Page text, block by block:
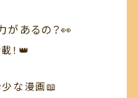
があるの？👀
！👑
な漫画📖